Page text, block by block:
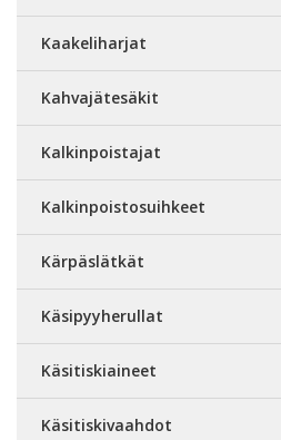
Kaakeliharjat
Kahvajätesäkit
Kalkinpoistajat
Kalkinpoistosuihkeet
Kärpäslätkät
Käsipyyherullat
Käsitiskiaineet
Käsitiskivaahdot